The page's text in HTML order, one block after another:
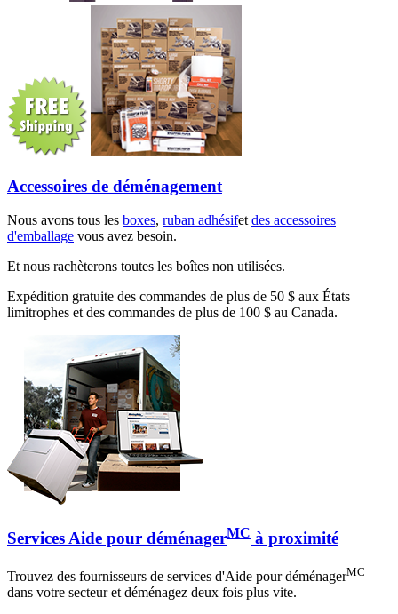
Accessoires de déménagement
Nous avons tous les boxes, ruban adhésifetdes accessoires
d'emballage vous avez besoin.
Et nous rachèterons toutes les boîtes non utilisées.
Expédition gratuite des commandes de plus de 50 $ aux États
limitrophes et des commandes de plus de 100 $ au Canada.
Services Aide pour déménagerMC à proximité
Trouvez des fournisseurs de services d'Aide pour déménagerMC
dans votre secteur et déménagez deux fois plus vite.